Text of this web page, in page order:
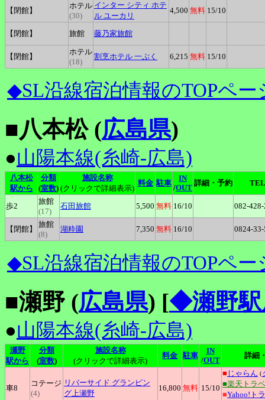
【閉館】
ホテル
(30)
インター シティ ホテ
ル ユーカリ
4,500 無料 15/10
【閉館】 旅館 藤乃家旅館
【閉館】
ホテル
(18)
割烹ホテル 一ぷく 6,215 無料 15/10
◆SL沿線宿泊情報のTOPペー
■八本松 (広島県)
●山陽本線(糸崎-広島)
八本松
駅から
分類
(室数)
施設名称
(クリックで詳細表示)
料金 駐車
IN
/OUT
詳細・予約 TEL
歩2
旅館
(17)
石田旅館 5,500 無料 16/10 082-
【閉館】
旅館
(8)
湖粋園 7,350 無料 16/10 0824-
◆SL沿線宿泊情報のTOPペー
■瀬野 (広島県) [◆瀬野駅
●山陽本線(糸崎-広島)
瀬野
駅から
分類
(室数)
施設名称
(クリックで詳細表示)
料金 駐車
IN
/OUT
詳細
車8
コテージ
(4)
リバーサイド グランピン
グ上瀬野
16,800 無料 15/10
■ じゃらん (
■楽天トラ
■Yahoo!ト